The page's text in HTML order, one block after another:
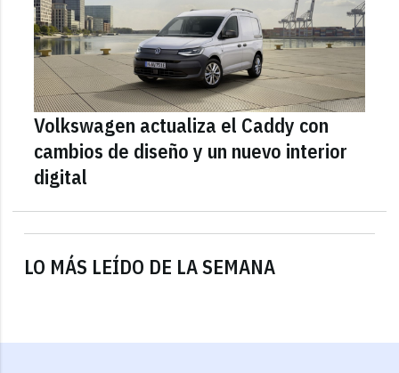
LO MÁS LEÍDO DE LA SEMANA
Volkswagen actualiza el Caddy con
cambios de diseño y un nuevo interior
digital